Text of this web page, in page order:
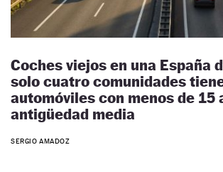
Coches viejos en una España
solo cuatro comunidades
automóviles con menos de 15
antigüedad media
SERGIO AMADOZ